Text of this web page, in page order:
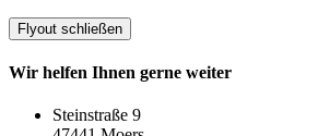
Flyout schließen
Wir helfen Ihnen gerne weiter
Steinstraße 9